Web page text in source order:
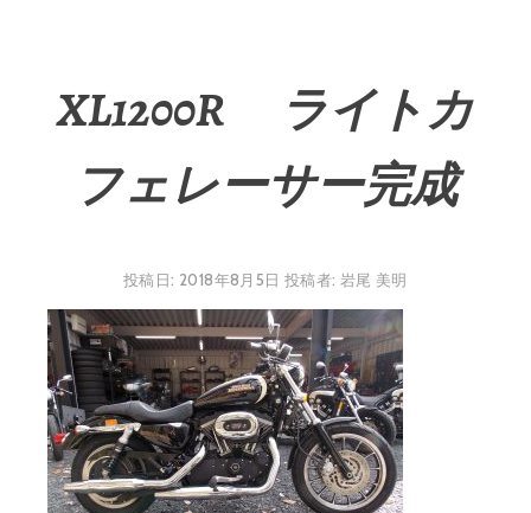
XL1200R ライトカ
フェレーサー完成
投稿日: 2018年8月5日 投稿者: 岩尾 美明